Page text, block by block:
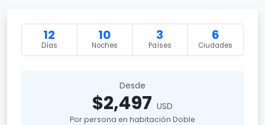
12
Días
10
Noches
3
Países
6
Ciudades
Desde
$2,497 USD
Por persona en habitación Doble